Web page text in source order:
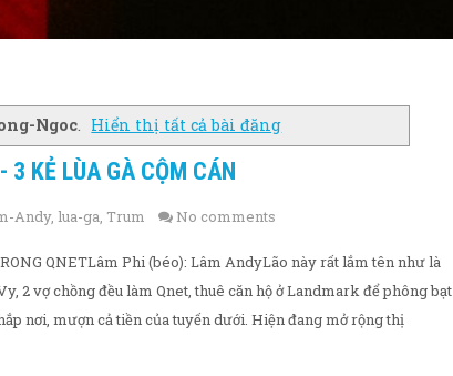
Ngoc. Hiển thị tất cả bài đăng
3 KẺ LÙA GÀ CỘM CÁN
Andy, lua-ga Trum No comments
QNETLâm Phi (béo): Lâm AndyLão này rất lắm tên như là
2 vợ chồng đều làm Qnet, thuê căn hộ ở Landmark để phông bạt
nơi, mượn cả tiền của tuyến dưới. Hiện đang mở rộng thị